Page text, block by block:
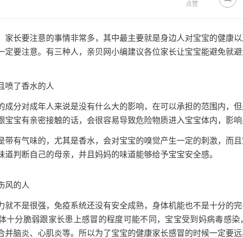
点赞
长要注意的事情非常多，其中最主要就是身边人对宝宝的健康以
定要注意。有三种人，亲贝网小编建议各位家长让宝宝能避免就
了香水的人
分对成年人来说是没有什么大的影响，在可以承担的范围内，但
宝宝有亲密接触的话，会很容易导致危险物质进入宝宝体内，影响
有气味的，尤其是香水，会对宝宝的嗅觉产生一定的刺激，而且
道判断自己的母亲，并且妈妈的味道能够给予宝宝安全感。
的人
不是很强，免疫系统还没有安全成熟，身体机能也不是十分的完
十分脆弱跟家长患上感冒的程度可能不同，宝宝受到妈病毒感
并脑炎、心肌炎等。所以为了宝宝的健康家长感冒的时候一定要